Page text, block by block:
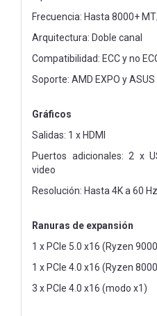
Frecuencia: Hasta 8000+
Arquitectura: Doble canal
Compatibilidad: ECC y no
Soporte: AMD EXPO y ASUS
Gráficos
Salidas: 1 x HDMI
Puertos adicionales: 2 x
video
Resolución: Hasta 4K a 60 Hz
Ranuras de expansión
1 x PCIe 5.0 x16 (Ryzen
1 x PCIe 4.0 x16 (Ryzen
3 x PCIe 4.0 x16 (modo x1)